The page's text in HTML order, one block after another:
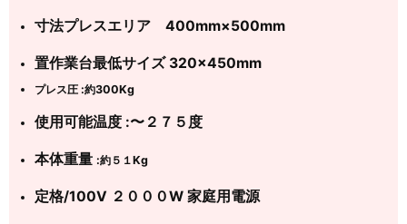
寸法プレスエリア 400mm×500mm
置作業台最低サイズ 320×450mm
プレス圧 :約300Kg
使用可能温度 :〜２７５度
本体重量 :約５１Kg
定格/100V ２０００W 家庭用電源